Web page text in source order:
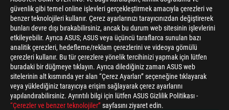
güvenlik gibi temel online işlevleri gerçekleştirmek amacıyla çerezleri ve
benzer teknolojileri kullanır. Çerez ayarlarınızı tarayıcınızdan değiştirerek
bunları devre dışı bırakabilirsiniz, ancak bu durum web sitesinin işlevlerini
etkileyebilir. Ayrıca ASUS; ASUS veya üçüncü taraflarca sunulan bazı
analitik çerezleri, hedefleme/reklam çerezlerini ve videoya gömülü
çerezleri kullanır. Bu tür çerezlere yönelik tercihinizi yapmak için lütfen
buradaki bir düğmeye tıklayın. Ayrıca dilediğiniz zaman ASUS web
sitelerinin alt kısmında yer alan “Çerez Ayarları” seçeneğine tıklayarak
veya yüklediğiniz tarayıcıya erişim sağlayarak çerez ayarlarını
yapılandırabilirsiniz. Ayrıntılı bilgi için lütfen ASUS Gizlilik Politikası -
“Çerezler ve benzer teknolojiler”sayfasını ziyaret edin.
Disclaimer
Federal İletişim Komisyonu ve Industry Canada tarafından
ürünler hakkında bilgi için lütfen ASUS Türkiye web sitesini
Tüm teknik özellikler önceden bildirilmeksizin değiştirilebilir.
bölgelerde bulunmayabilir.